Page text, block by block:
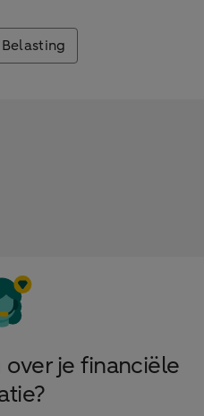
Belasting
je financiële